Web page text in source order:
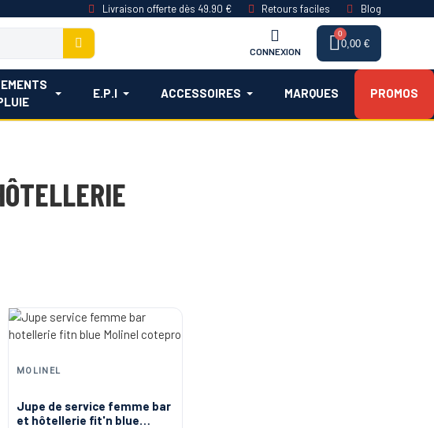
Livraison offerte dès 49.90 € Retours faciles Blog
CONNEXION
0,00 €
E.P.I ACCESSOIRES MARQUES PROMOS
MOLINEL
Jupe de service femme bar
et hôtellerie fit'n blue